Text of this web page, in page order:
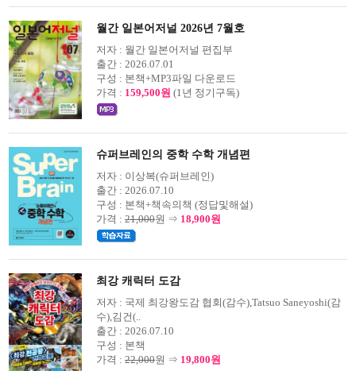
월간 일본어저널 2026년 7월호
저자 : 월간 일본어저널 편집부
출간 : 2026.07.01
구성 : 본책+MP3파일 다운로드
가격 : 159,500원 (1년 정기구독)
슈퍼브레인의 중학 수학 개념편
저자 : 이상복(슈퍼브레인)
출간 : 2026.07.10
구성 : 본책+책속의책 (정답및해설)
가격 : 21,000원 ⇒ 18,900원
최강 캐릭터 도감
저자 : 국제 최강왕도감 협회(감수),Tatsuo Saneyoshi(감
수),김건(..
출간 : 2026.07.10
구성 : 본책
가격 : 22,000원 ⇒ 19,800원